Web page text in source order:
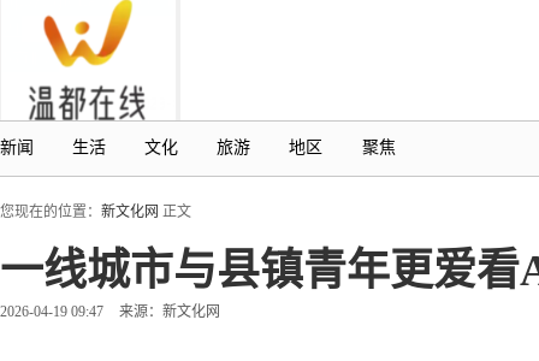
新闻 生活 文化 旅游 地区 聚焦
您现在的位置： 新文化网 正文
一线城市与县镇青年更爱
2026-04-19 09:47 来源：新文化网